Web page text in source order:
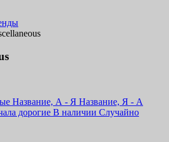
Название, А - Я Название, Я - А
дорогие В наличии Случайно